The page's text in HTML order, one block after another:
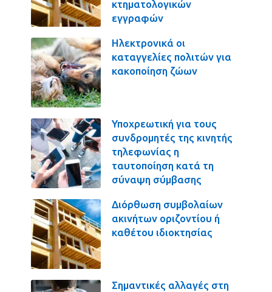
κτηματολογικών
εγγραφών
Ηλεκτρονικά οι
καταγγελίες πολιτών για
κακοποίηση ζώων
Υποχρεωτική για τους
συνδρομητές της κινητής
τηλεφωνίας η
ταυτοποίηση κατά τη
σύναψη σύμβασης
Διόρθωση συμβολαίων
ακινήτων οριζοντίου ή
καθέτου ιδιοκτησίας
Σημαντικές αλλαγές στη